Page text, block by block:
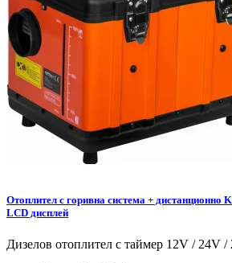
Отоплител с горивна система + дистанционно
LCD дисплей
Дизелов отоплител с таймер 12V / 24V /